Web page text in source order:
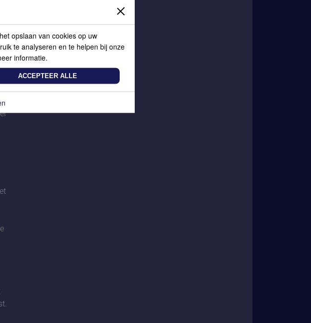
opslaan van cookies op uw
te analyseren en te helpen bij onze
informatie.
ACCEPTEER ALLE